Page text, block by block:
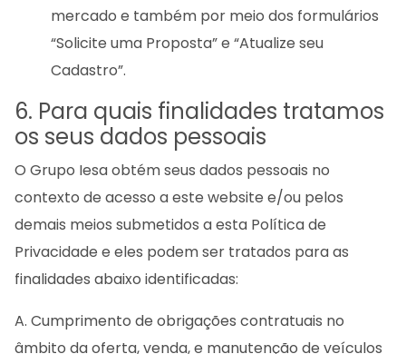
mercado e também por meio dos formulários
“Solicite uma Proposta” e “Atualize seu
Cadastro”.
6. Para quais finalidades tratamos
os seus dados pessoais
O Grupo Iesa obtém seus dados pessoais no
contexto de acesso a este website e/ou pelos
demais meios submetidos a esta Política de
Privacidade e eles podem ser tratados para as
finalidades abaixo identificadas:
A. Cumprimento de obrigações contratuais no
âmbito da oferta, venda, e manutenção de veículos